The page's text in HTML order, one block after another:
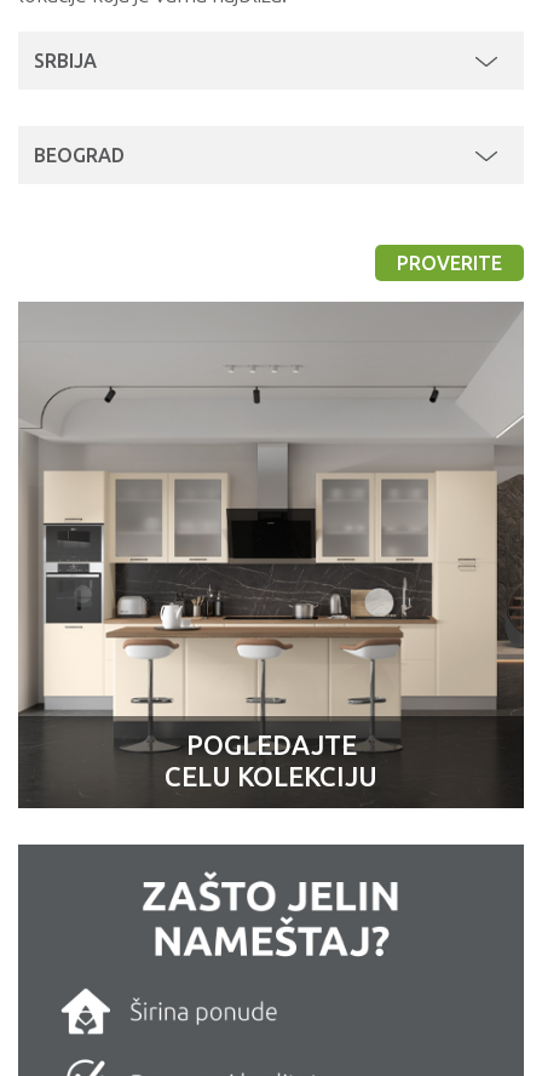
SRBIJA
BEOGRAD
PROVERITE
POGLEDAJTE
CELU KOLEKCIJU